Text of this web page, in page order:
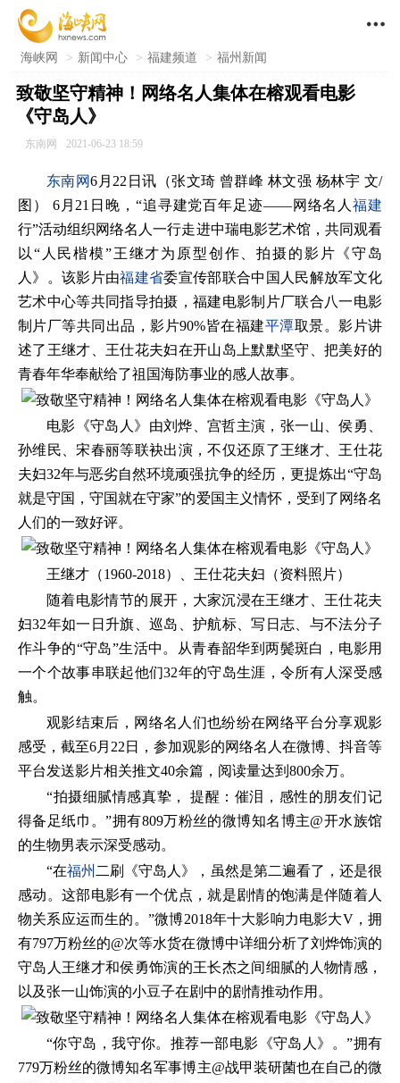

海峡网 > 新闻中心 > 福建频道 > 福州新闻
致敬坚守精神！网络名人集体在榕观看电影
《守岛人》
东南网 2021-06-23 18:59
东南网6月22日讯（张文琦 曾群峰 林文强 杨林宇 文/
图） 6月21日晚，“追寻建党百年足迹——网络名人福建
行”活动组织网络名人一行走进中瑞电影艺术馆，共同观看
以“人民楷模”王继才为原型创作、拍摄的影片《守岛
人》。该影片由福建省委宣传部联合中国人民解放军文化
艺术中心等共同指导拍摄，福建电影制片厂联合八一电影
制片厂等共同出品，影片90%皆在福建平潭取景。影片讲
述了王继才、王仕花夫妇在开山岛上默默坚守、把美好的
青春年华奉献给了祖国海防事业的感人故事。
电影《守岛人》由刘烨、宫哲主演，张一山、侯勇、
孙维民、宋春丽等联袂出演，不仅还原了王继才、王仕花
夫妇32年与恶劣自然环境顽强抗争的经历，更提炼出“守岛
就是守国，守国就在守家”的爱国主义情怀，受到了网络名
人们的一致好评。
王继才（1960-2018）、王仕花夫妇（资料照片）
随着电影情节的展开，大家沉浸在王继才、王仕花夫
妇32年如一日升旗、巡岛、护航标、写日志、与不法分子
作斗争的“守岛”生活中。从青春韶华到两鬓斑白，电影用
一个个故事串联起他们32年的守岛生涯，令所有人深受感
触。
观影结束后，网络名人们也纷纷在网络平台分享观影
感受，截至6月22日，参加观影的网络名人在微博、抖音等
平台发送影片相关推文40余篇，阅读量达到800余万。
“拍摄细腻情感真挚， 提醒：催泪，感性的朋友们记
得备足纸巾。”拥有809万粉丝的微博知名博主@开水族馆
的生物男表示深受感动。
“在福州 二刷《守岛人》，虽然是第二遍看了，还是很
感动。这部电影有一个优点，就是剧情的饱满是伴随着人
物关系应运而生的。”微博2018年十大影响力电影大V，拥
有797万粉丝的@次等水货在微博中详细分析了刘烨饰演的
守岛人王继才和侯勇饰演的王长杰之间细腻的人物情感，
以及张一山饰演的小豆子在剧中的剧情推动作用。
“你守岛，我守你。推荐一部电影《守岛人》。”拥有
779万粉丝的微博知名军事博主@战甲装研菌也在自己的微